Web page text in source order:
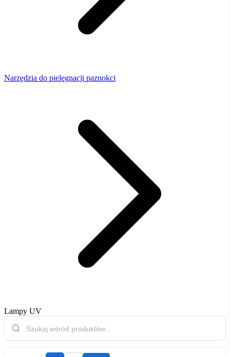
Narzędzia do pielęgnacji paznokci
Lampy UV